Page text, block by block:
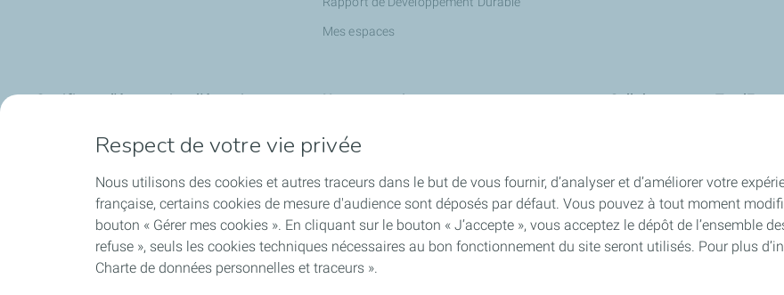
Mes espaces
Certificats d'économies d'énergie
Expertise Rénovation
Les CEE avec TotalEnergies
Nos partenaires
JustBip
Collaborer avec
Devenir propriétaire d'une
Devenir chef d'entreprise avec
Recrutement : toutes nos
Respect de votre vie privée
Nous utilisons des cookies et autres traceurs dans le but de vous fournir, d’analyser et d’améliorer votre
française, certains cookies de mesure d'audience sont déposés par défaut. Vous pouvez à tout moment
bouton « Gérer mes cookies ». En cliquant sur le bouton « J’accepte », vous acceptez le dépôt de l’ensemble
refuse », seuls les cookies techniques nécessaires au bon fonctionnement du site seront utilisés. Pour plus
Charte de données personnelles et traceurs ».